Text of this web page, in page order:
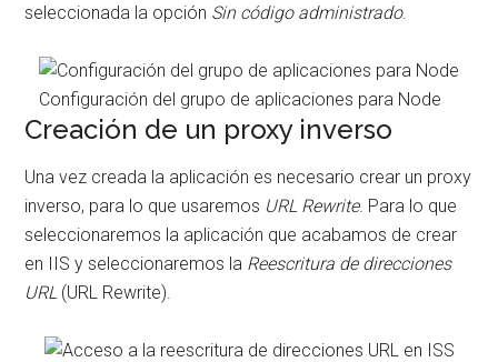
seleccionada la opción Sin código administrado.
Configuración del grupo de aplicaciones para Node
Creación de un proxy inverso
Una vez creada la aplicación es necesario crear un proxy
inverso, para lo que usaremos URL Rewrite. Para lo que
seleccionaremos la aplicación que acabamos de crear
en IIS y seleccionaremos la Reescritura de direcciones
URL(URL Rewrite).